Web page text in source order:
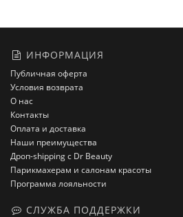
ИНФОРМАЦИЯ
Публичная оферта
Условия возврата
О нас
Контакты
Оплата и доставка
Наши преимущества
Дроп-shipping с Dr Beauty
Парикмахерам и салонам красоты
Программа лояльности
СЛУЖБА ПОДДЕРЖКИ